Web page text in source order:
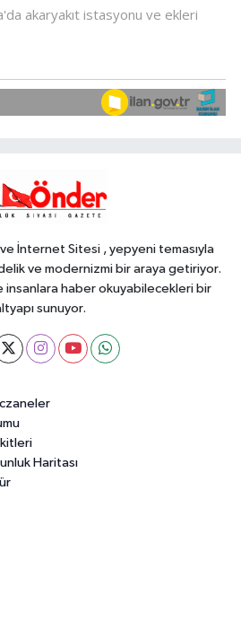
18 YAŞINDAKİ MİRAÇ
İnternet Sitesi , yepyeni temasıyla
ve modernizmi bir araya getiriyor.
insanlara haber okuyabilecekleri bir
sunuyor.
Haritası